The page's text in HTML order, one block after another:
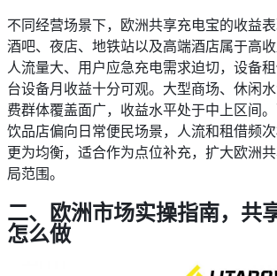
不同经营场景下，欧洲共享充电宝的收益表
酒吧、夜店、地铁站以及高端酒店属于高
人流量大、用户应急充电需求迫切，设备
台设备月收益十分可观。大型商场、休闲
费群体覆盖面广，收益水平处于中上区间。
饮品店偏向日常便民场景，人流和租借频
更为均衡，适合作为点位补充，扩大欧洲
局范围。
二、欧洲市场实操指南，共
怎么做